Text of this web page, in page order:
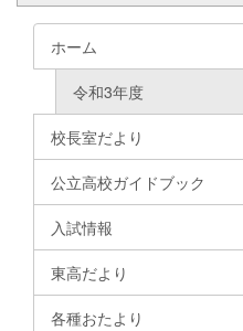
ホーム
令和3年度
校長室だより
公立高校ガイドブック
入試情報
東高だより
各種おたより